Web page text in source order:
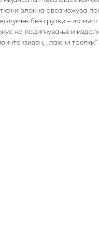
влакна овозможува
без грутки – за
на подигнување и
„лажни